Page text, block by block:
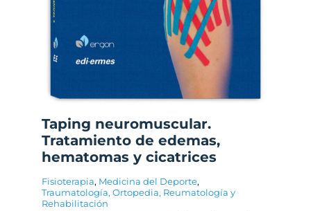
Taping neuromuscular.
Tratamiento de edemas,
hematomas y cicatrices
Fisioterapia, Medicina del Deporte,
Traumatología, Ortopedia, Reumatología y
Rehabilitación